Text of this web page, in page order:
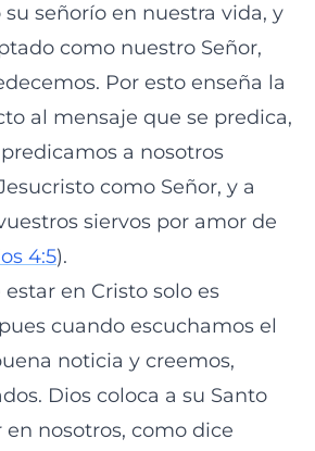
señorío en nuestra vida, y
como nuestro Señor,
Por esto enseña la
al mensaje que se predica,
a nosotros
como Señor, y a
siervos por amor de
4:5).
en Cristo solo es
cuando escuchamos el
noticia y creemos,
Dios coloca a su Santo
nosotros, como dice